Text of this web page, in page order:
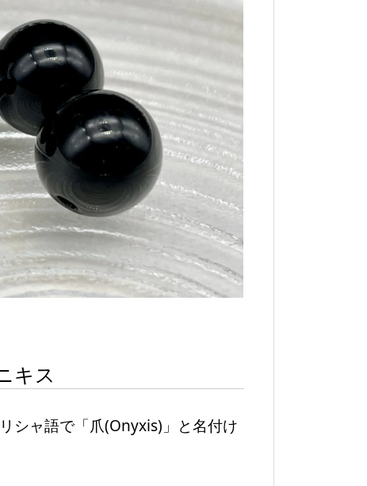
キス
シャ語で「爪(Onyxis)」と名付け